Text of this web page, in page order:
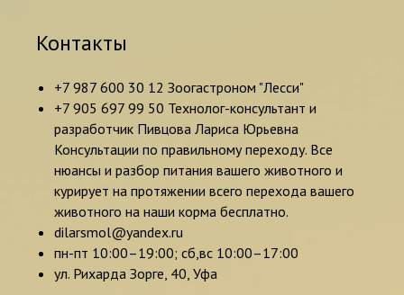
Контакты
+7 987 600 30 12 Зоогастроном "Лесси"
+7 905 697 99 50 Технолог-консультант и
разработчик Пивцова Лариса Юрьевна
Консультации по правильному переходу. Все
нюансы и разбор питания вашего животного и
курирует на протяжении всего перехода вашего
животного на наши корма бесплатно.
dilarsmol@yandex.ru
пн-пт 10:00–19:00; сб,вс 10:00–17:00
ул. Рихарда Зорге, 40, Уфа